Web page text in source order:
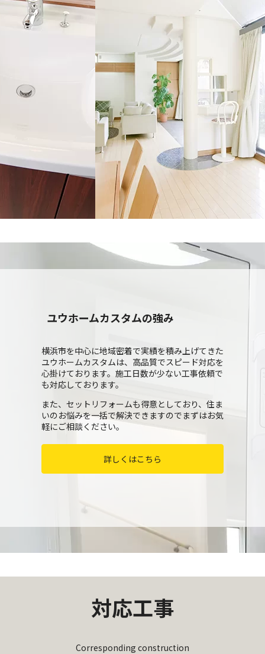
ユウホームカスタムの強み
横浜市を中心に地域密着で実績を積み上げてきた
ユウホームカスタムは、高品質でスピード対応を
心掛けております。施工日数が少ない工事依頼で
も対応しております。
また、セットリフォームも得意としており、住ま
いのお悩みを一括で解決できますのでまずはお気
軽にご相談ください。
詳しくはこちら
対応工事
Corresponding construction